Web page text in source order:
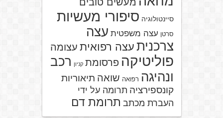
סיינטולוגיה סיפורי מעשיות
סרטן עצה משפטית עצה
צרכנית עצה רפואית עצומה
פוליטיקה פרסומת קניון רכב
ונהיגה רפואה שואה תיאוריות
קונספירציה תרומה על ידי
העברת מכתב תרומת דם